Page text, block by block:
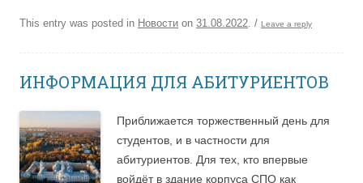
This entry was posted in Новости on 31.08.2022. / Leave a reply
ИНФОРМАЦИЯ ДЛЯ АБИТУРИЕНТОВ
Приближается торжественный день для
студентов, и в частности для
абитуриентов. Для тех, кто впервые
войдёт в здание корпуса СПО как